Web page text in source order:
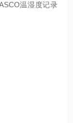
温湿度记录